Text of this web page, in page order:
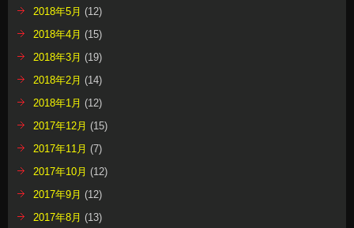
2018年5月 (12)
2018年4月 (15)
2018年3月 (19)
2018年2月 (14)
2018年1月 (12)
2017年12月 (15)
2017年11月 (7)
2017年10月 (12)
2017年9月 (12)
2017年8月 (13)